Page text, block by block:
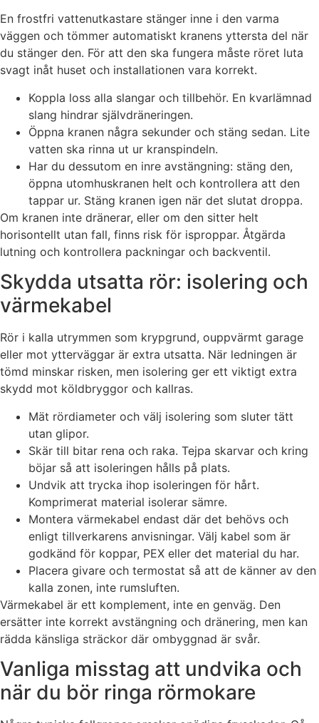
En frostfri vattenutkastare stänger inne i den varma
väggen och tömmer automatiskt kranens yttersta del när
du stänger den. För att den ska fungera måste röret luta
svagt inåt huset och installationen vara korrekt.
Koppla loss alla slangar och tillbehör. En kvarlämnad
slang hindrar självdräneringen.
Öppna kranen några sekunder och stäng sedan. Lite
vatten ska rinna ut ur kranspindeln.
Har du dessutom en inre avstängning: stäng den,
öppna utomhuskranen helt och kontrollera att den
tappar ur. Stäng kranen igen när det slutat droppa.
Om kranen inte dränerar, eller om den sitter helt
horisontellt utan fall, finns risk för isproppar. Åtgärda
lutning och kontrollera packningar och backventil.
Skydda utsatta rör: isolering och
värmekabel
Rör i kalla utrymmen som krypgrund, ouppvärmt garage
eller mot ytterväggar är extra utsatta. När ledningen är
tömd minskar risken, men isolering ger ett viktigt extra
skydd mot köldbryggor och kallras.
Mät rördiameter och välj isolering som sluter tätt
utan glipor.
Skär till bitar rena och raka. Tejpa skarvar och kring
böjar så att isoleringen hålls på plats.
Undvik att trycka ihop isoleringen för hårt.
Komprimerat material isolerar sämre.
Montera värmekabel endast där det behövs och
enligt tillverkarens anvisningar. Välj kabel som är
godkänd för koppar, PEX eller det material du har.
Placera givare och termostat så att de känner av den
kalla zonen, inte rumsluften.
Värmekabel är ett komplement, inte en genväg. Den
ersätter inte korrekt avstängning och dränering, men kan
rädda känsliga sträckor där ombyggnad är svår.
Vanliga misstag att undvika och
när du bör ringa rörmokare